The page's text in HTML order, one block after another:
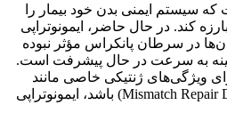
که سیستم ایمنی بدن خود بیمار را
کند. در حال حاضر، ایمونوتراپی
در سرطان پانکراس مؤثر نبوده
به سرعت در حال پیشرفت است.
ویژگی‌های ژنتیکی خاصی مانند
عدم تطابق ترمیم (Mismatch Repair Deficiency) باشد، ایمونوتراپی